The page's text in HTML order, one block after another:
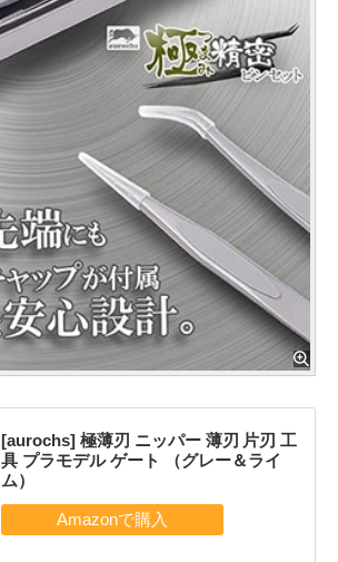
[aurochs] 極薄刃 ニッパー 薄刃 片刃 工
具 プラモデル ゲート （グレー＆ライ
ム）